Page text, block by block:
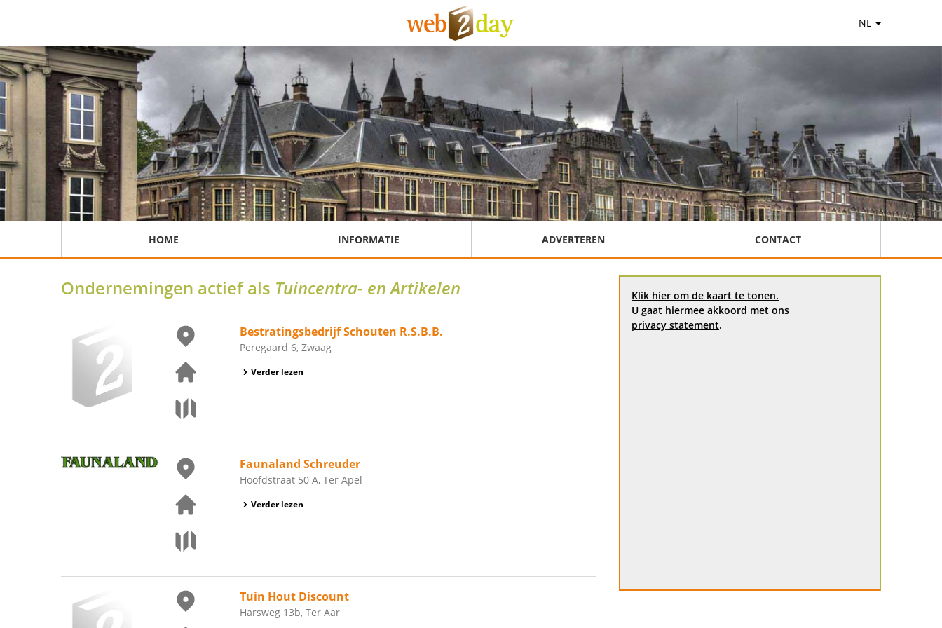
NL
HOME INFORMATIE ADVERTEREN CONTACT
Ondernemingen actief als Tuincentra- en Artikelen
Bestratingsbedrijf Schouten R.S.B.B.
Peregaard 6, Zwaag
Verder lezen
Faunaland Schreuder
Hoofdstraat 50 A, Ter Apel
Verder lezen
Tuin Hout Discount
Harsweg 13b, Ter Aar
Klik hier om de kaart te tonen.
U gaat hiermee akkoord met ons
privacy statement.